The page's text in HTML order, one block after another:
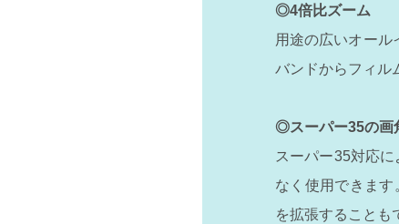
◎4倍比ズーム
用途の広いオール
バンドからフィル
◎スーパー35の画
スーパー35対応
なく使用できま
を拡張することも